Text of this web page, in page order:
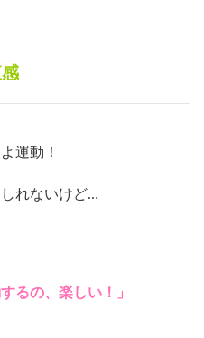
運動！
れないけど…
るの、楽しい！」